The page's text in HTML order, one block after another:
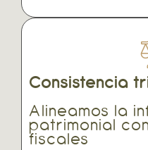
Consistencia
Alineamos la
patrimonial
fiscales